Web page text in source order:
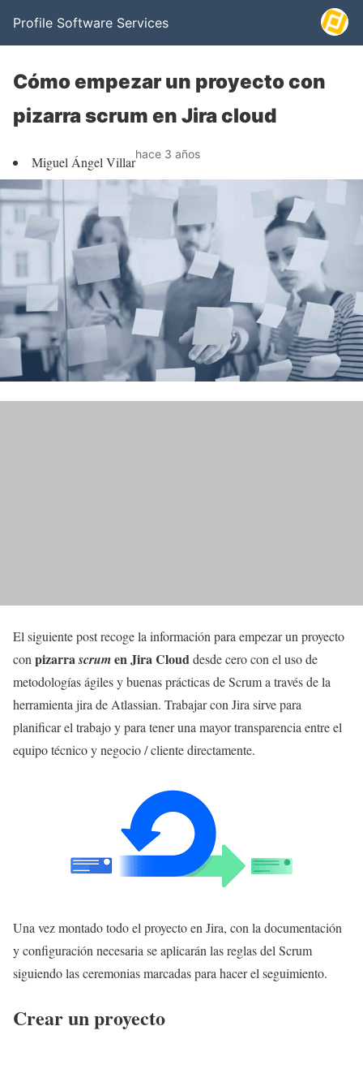
Profile Software Services
Cómo empezar un proyecto con
pizarra scrum en Jira cloud
Miguel Ángel Villarhace 3 años
El siguiente post recoge la información para empezar un proyecto
con pizarrascrumen Jira Clouddesde cero con el uso de
metodologías ágiles y buenas prácticas de Scrum a través de la
herramienta jira de Atlassian. Trabajar con Jira sirve para
planificar el trabajo y para tener una mayor transparencia entre el
equipo técnico y negocio / cliente directamente.
Una vez montado todo el proyecto en Jira, con la documentación
y configuración necesaria se aplicarán las reglas del Scrum
siguiendo las ceremonias marcadas para hacer el seguimiento.
Crear un proyecto